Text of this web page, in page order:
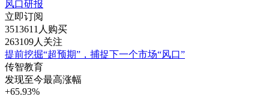
风口研报
立即订阅
3513611人购买
263109人关注
提前挖掘“超预期”，捕捉下一个市场“风口”
传智教育
发现至今最高涨幅
+65.93%